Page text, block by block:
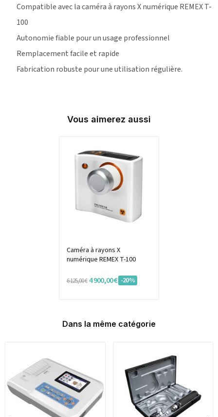
Compatible avec la caméra à rayons X numérique REMEX T-
100
Autonomie fiable pour un usage professionnel
Remplacement facile et rapide
Fabrication robuste pour une utilisation régulière.
Vous aimerez aussi
Caméra à rayons X
numérique REMEX T-100
6 125,00 € 4 900,00 € -20%
Dans la même catégorie